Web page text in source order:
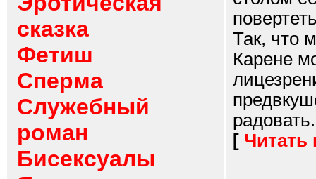
сказка
Фетиш
Сперма
Служебный
роман
Бисексуалы
Так, что
Карене
[ Читать